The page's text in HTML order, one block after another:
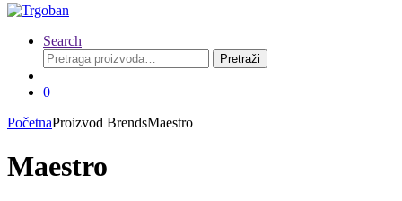
Search
Pretraga
za:
Pretraži
0
PočetnaProizvod BrendsMaestro
Maestro